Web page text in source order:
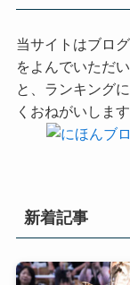
当サイトはブロ
をよんでいただ
と、ランキング
くおねがいします
新着記事